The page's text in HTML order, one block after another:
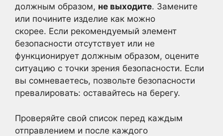
должным образом, не выходите. Замените
или почините изделие как можно
скорее. Если рекомендуемый элемент
безопасности отсутствует или не
функционирует должным образом, оцените
ситуацию с точки зрения безопасности. Если
вы сомневаетесь, позвольте безопасности
превалировать: оставайтесь на берегу.
Проверяйте свой список перед каждым
отправлением и после каждого